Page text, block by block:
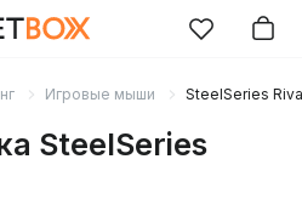
Игровые мыши SteelSeries
SteelSeries